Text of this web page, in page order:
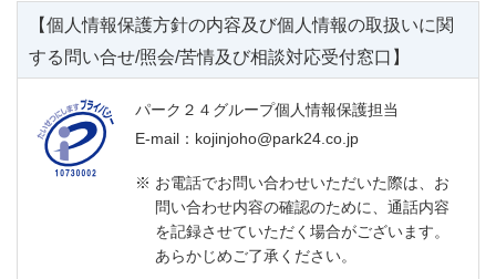
【個人情報保護方針の内容及び個人情報の取扱いに関
する問い合せ/照会/苦情及び相談対応受付窓口】
パーク２４グループ個人情報保護担当
E-mail：kojinjoho@park24.co.jp
※ お電話でお問い合わせいただいた際は、お
問い合わせ内容の確認のために、通話内容
を記録させていただく場合がございます。
あらかじめご了承ください。